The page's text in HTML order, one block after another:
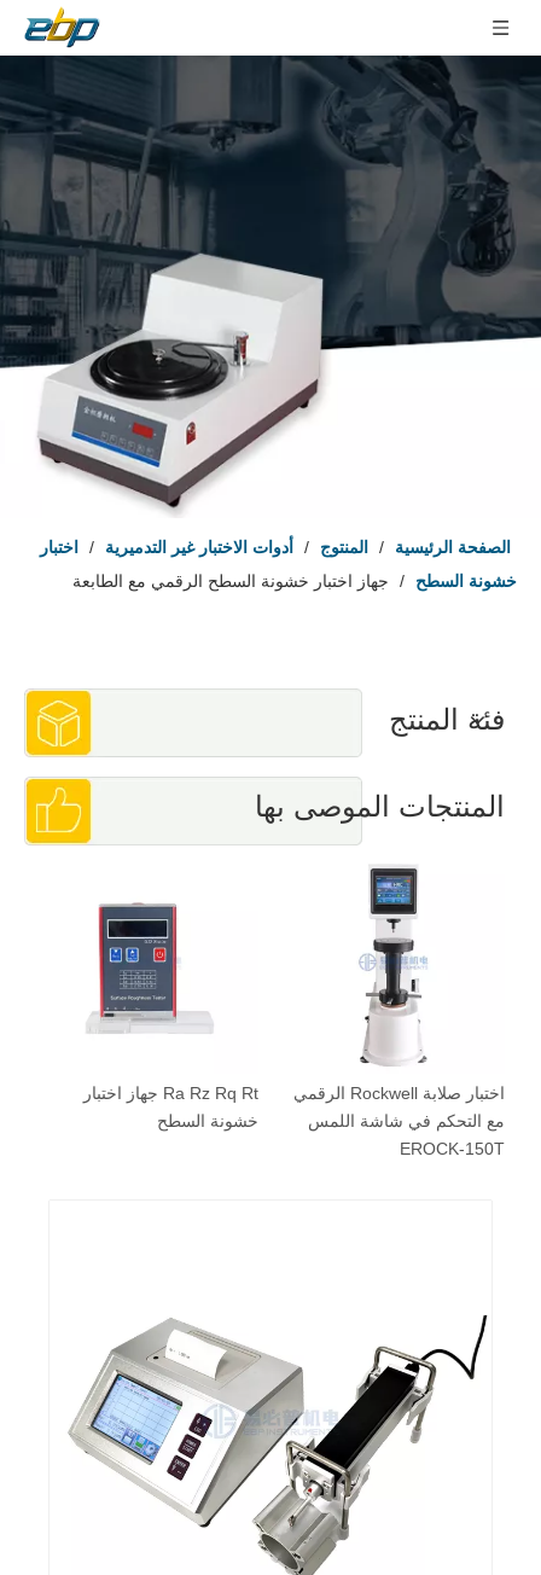
الصفحة الرئيسية / المنتوج / أدوات الاختبار غير التدميرية /
اختبار
خشونة السطح
/ جهاز اختبار خشونة السطح الرقمي مع الطابعة
فئة المنتج
المنتجات الموصى بها
Ra Rz Rq Rt جهاز اختبار
خشونة السطح
اختبار صلابة Rockwell الرقمي
مع التحكم في شاشة اللمس
EROCK-150T